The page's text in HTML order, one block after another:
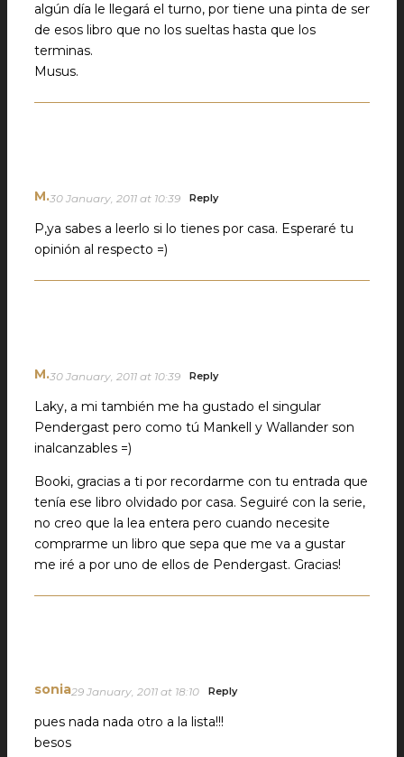
algún día le llegará el turno, por tiene una pinta de ser
de esos libro que no los sueltas hasta que los
terminas.
Musus.
M.30 January, 2011 at 10:39 Reply
P,ya sabes a leerlo si lo tienes por casa. Esperaré tu
opinión al respecto =)
M.30 January, 2011 at 10:39 Reply
Laky, a mi también me ha gustado el singular
Pendergast pero como tú Mankell y Wallander son
inalcanzables =)
Booki, gracias a ti por recordarme con tu entrada que
tenía ese libro olvidado por casa. Seguiré con la serie,
no creo que la lea entera pero cuando necesite
comprarme un libro que sepa que me va a gustar
me iré a por uno de ellos de Pendergast. Gracias!
sonia29 January, 2011 at 18:10 Reply
pues nada nada otro a la lista!!!
besos